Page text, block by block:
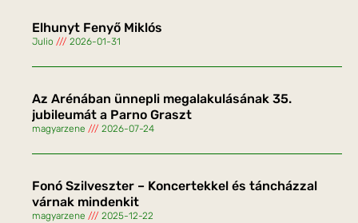
Elhunyt Fenyő Miklós
Julio 2026-01-31
Az Arénában ünnepli megalakulásának 35.
jubileumát a Parno Graszt
magyarzene 2026-07-24
Fonó Szilveszter – Koncertekkel és táncházzal
várnak mindenkit
magyarzene 2025-12-22